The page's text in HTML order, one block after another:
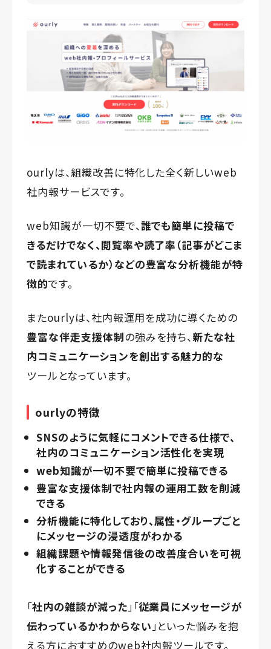
ourlyは、組織改善に特化した全く新しいweb
社内報サービスです。
web知識が一切不要で、誰でも簡単に投稿で
きるだけでなく、閲覧率や読了率（記事がどこま
で読まれているか）などの豊富な分析機能が特
徴的です。
またourlyは、社内報運用を成功に導くための
豊富な伴走支援体制の強みを持ち、新たな社
内コミュニケーションを創出する魅力的な
ツールとなっています。
ourlyの特徴
SNSのように気軽にコメントできる仕様で、
社内のコミュニケーション活性化を実現
web知識が一切不要で簡単に投稿できる
豊富な支援体制で社内報の運用工数を削減
できる
分析機能に特化しており、属性・グループごと
にメッセージの浸透度がわかる
組織課題や情報発信後の改善度合いを可視
化することができる
「社内の雑談が減った 」「従業員にメッセージが
伝わっているかわからない 」といった悩みを抱
える方におすすめのweb社内報ツールです。